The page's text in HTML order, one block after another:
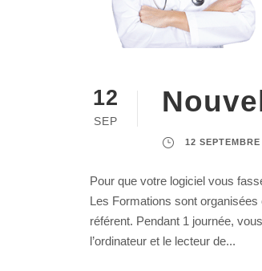
12
SEP
12
Pour que votre logiciel vous
Les Formations sont
référent. Pendant 1 journée,
l’ordinateur et le lecteur de...